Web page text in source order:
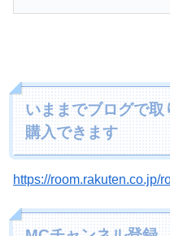
いままでブログで
購入できます
https://room.rakuten.co.jp/